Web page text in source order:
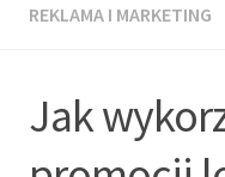
REKLAMA I MARKETING
Jak